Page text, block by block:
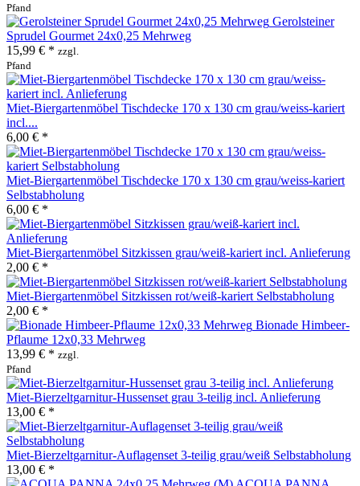
Pfand
Gerolsteiner
Sprudel Gourmet 24x0,25 Mehrweg
15,99 € * zzgl.
Pfand
Miet-Biergartenmöbel Tischdecke 170 x 130 cm grau/weiss-kariert
incl....
6,00 € *
Miet-Biergartenmöbel Tischdecke 170 x 130 cm grau/weiss-kariert
Selbstabholung
6,00 € *
Miet-Biergartenmöbel Sitzkissen grau/weiß-kariert incl. Anlieferung
2,00 € *
Miet-Biergartenmöbel Sitzkissen rot/weiß-kariert Selbstabholung
2,00 € *
Bionade Himbeer-
Pflaume 12x0,33 Mehrweg
13,99 € * zzgl.
Pfand
Miet-Bierzeltgarnitur-Hussenset grau 3-teilig incl. Anlieferung
13,00 € *
Miet-Bierzeltgarnitur-Auflagenset 3-teilig grau/weiß Selbstabholung
13,00 € *